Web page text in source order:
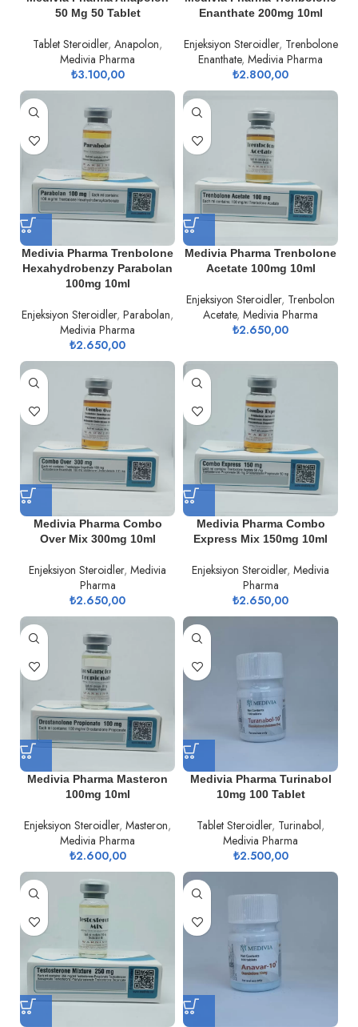
50 Mg 50 Tablet
Tablet Steroidler, Anapolon,
Medivia Pharma
₺3.100,00
Enanthate 200mg 10ml
Enjeksiyon Steroidler, Trenbolone
Enanthate, Medivia Pharma
₺2.800,00
Medivia Pharma Trenbolone
Hexahydrobenzy Parabolan
100mg 10ml
Enjeksiyon Steroidler, Parabolan,
Medivia Pharma
₺2.650,00
Medivia Pharma Trenbolone
Acetate 100mg 10ml
Enjeksiyon Steroidler, Trenbolon
Acetate, Medivia Pharma
₺2.650,00
Medivia Pharma Combo
Over Mix 300mg 10ml
Enjeksiyon Steroidler, Medivia
Pharma
₺2.650,00
Medivia Pharma Combo
Express Mix 150mg 10ml
Enjeksiyon Steroidler, Medivia
Pharma
₺2.650,00
Medivia Pharma Masteron
100mg 10ml
Enjeksiyon Steroidler, Masteron,
Medivia Pharma
₺2.600,00
Medivia Pharma Turinabol
10mg 100 Tablet
Tablet Steroidler, Turinabol,
Medivia Pharma
₺2.500,00